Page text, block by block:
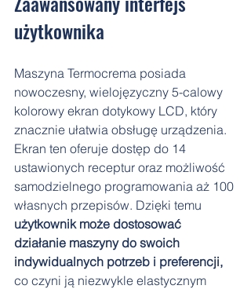
użytkownika
Maszyna Termocrema posiada
nowoczesny, wielojęzyczny 5-calowy
kolorowy ekran dotykowy LCD, który
znacznie ułatwia obsługę urządzenia.
Ekran ten oferuje dostęp do 14
ustawionych receptur oraz możliwość
samodzielnego programowania aż 100
własnych przepisów. Dzięki temu
użytkownik może dostosować
działanie maszyny do swoich
indywidualnych potrzeb i preferencji,
co czyni ją niezwykle elastycznym